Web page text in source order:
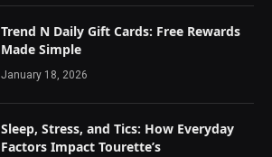
Trend N Daily Gift Cards: Free Rewards
Made Simple
January 18, 2026
Sleep, Stress, and Tics: How Everyday
Factors Impact Tourette’s